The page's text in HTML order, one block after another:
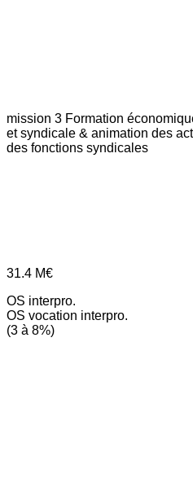
mission 3 Formation
et syndicale & animation des
des fonctions syndicales
31.4 M€
OS interpro.
OS vocation interpro.
(3 à 8%)